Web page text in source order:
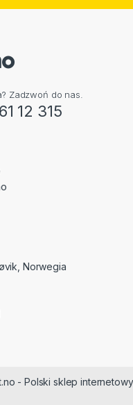
Zadzwoń do nas.
12 315
Norwegia
- Polski sklep